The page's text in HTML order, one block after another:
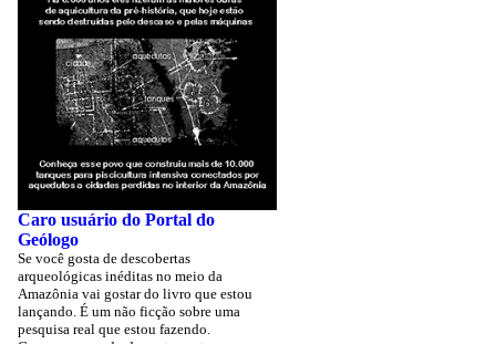
Caro usuário do Portal do
Geólogo
Se você gosta de descobertas
arqueológicas inéditas no meio da
Amazônia vai gostar do livro que estou
lançando. É um não ficção sobre uma
pesquisa real que estou fazendo.